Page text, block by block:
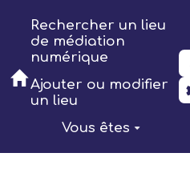
Aller au contenu principal
Rechercher un lieu
de médiation
numérique
Ajouter ou modifier
un lieu
Vous êtes